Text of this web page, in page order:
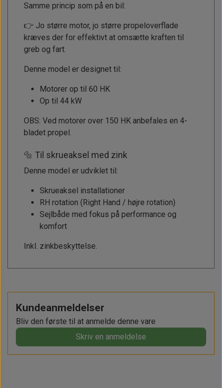
Samme princip som på en bil:
👉 Jo større motor, jo større propeloverflade
kræves der for effektivt at omsætte kraften til
greb og fart.
Denne model er designet til:
Motorer op til 60 HK
Op til 44 kW
OBS: Ved motorer over 150 HK anbefales en 4-
bladet propel.
🔩 Til skrueaksel med zink
Denne model er udviklet til:
Skrueaksel installationer
RH rotation (Right Hand / højre rotation)
Sejlbåde med fokus på performance og
komfort
Inkl. zinkbeskyttelse.
Kundeanmeldelser
Bliv den første til at anmelde denne vare
Skriv en anmeldelse